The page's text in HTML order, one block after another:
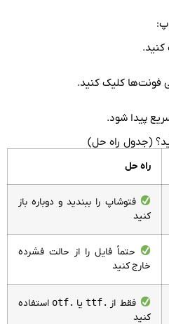
کنید.
فونت‌ها کلیک کنید.
پیدا شود.
(جدول راه حل)
راه حل
فتوشاپ را ببندید و دوباره باز
کنید
حتماً فایل را از حالت فشرده
خارج کنید
فقط از .ttf یا .otf
استفاده
کنید